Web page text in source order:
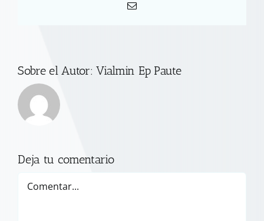
Correo
Sobre el Autor:Vialmin Ep Paute
Deja tu comentario